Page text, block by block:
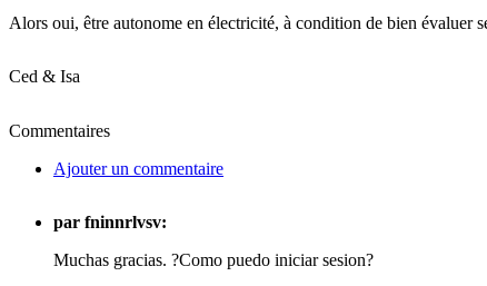
Alors oui, être autonome en électricité, à condition de bien évaluer
Ced & Isa
Commentaires
Ajouter un commentaire
par fninnrlvsv:
Muchas gracias. ?Como puedo iniciar sesion?